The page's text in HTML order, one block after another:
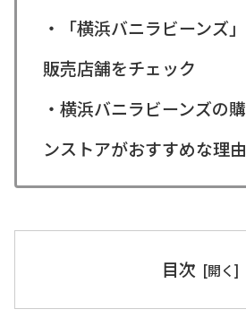
・「横浜バニラビーンズ
販売店舗をチェック
・横浜バニラビーンズの
ンストアがおすすめな理由
目次